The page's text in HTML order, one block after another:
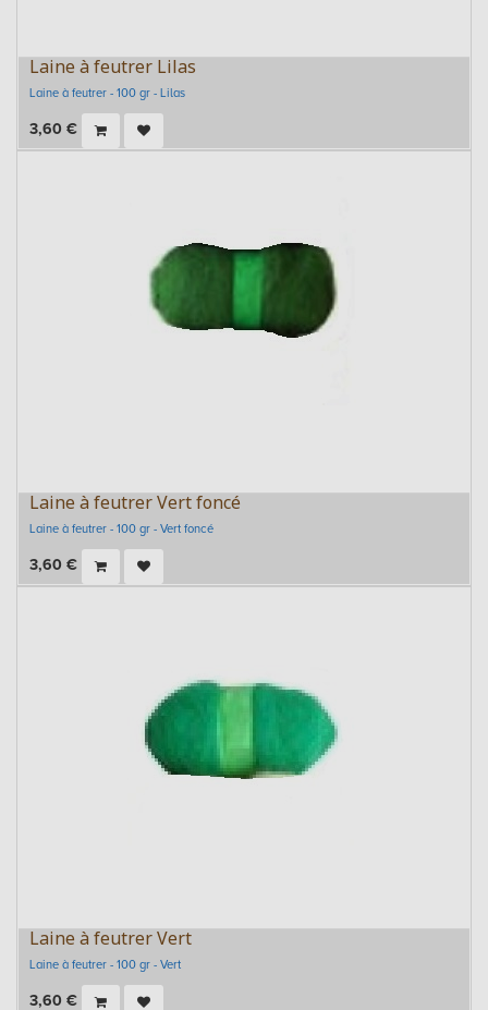
Laine à feutrer Lilas
Laine à feutrer - 100 gr - Lilas
3,60 €
Laine à feutrer Vert foncé
Laine à feutrer - 100 gr - Vert foncé
3,60 €
Laine à feutrer Vert
Laine à feutrer - 100 gr - Vert
3,60 €